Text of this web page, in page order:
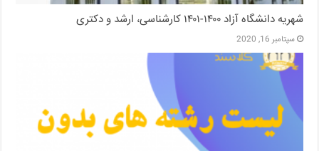
شهریه دانشگاه آزاد ۱۴۰۰-۱۴۰۱ کارشناسی، ارشد و دکتری
سپتامبر 16, 2020